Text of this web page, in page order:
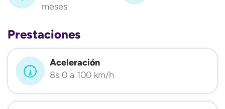
meses
Prestaciones
Aceleración
8s 0 a 100 km/h